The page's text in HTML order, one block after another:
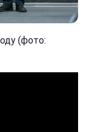
(фото: